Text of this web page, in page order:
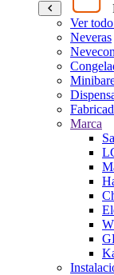
Ver
Neveras
Marca